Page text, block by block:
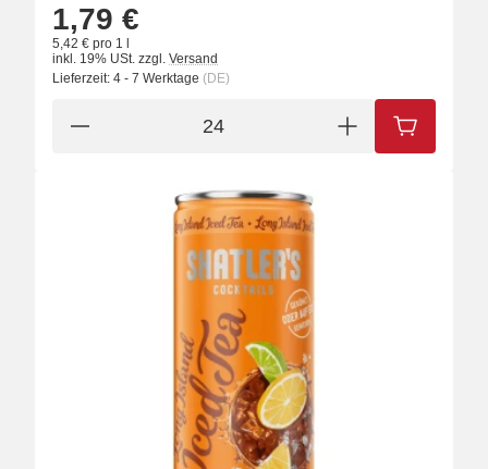
1,79 €
5,42 € pro 1 l
inkl. 19% USt. zzgl. Versand
Lieferzeit: 4 - 7 Werktage (DE)
IN DEN